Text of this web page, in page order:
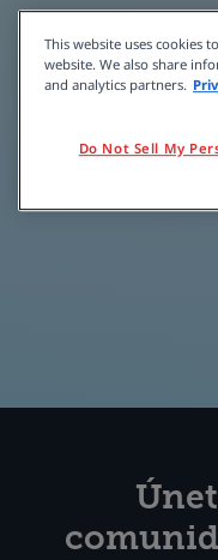
This website uses cookies
website. We also share
and analytics partners.
Do Not Sell My